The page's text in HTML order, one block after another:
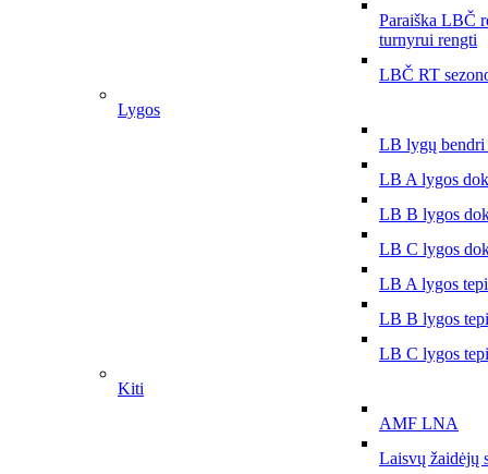
Paraiška LBČ
turnyrui rengti
LBČ RT
Lygos
LB lygų bendri
LB A lygos
LB B lygos
LB C lygos
LB A lygos
LB B lygos
LB C lygos
Kiti
AMF LNA
Laisvų žaidėjų